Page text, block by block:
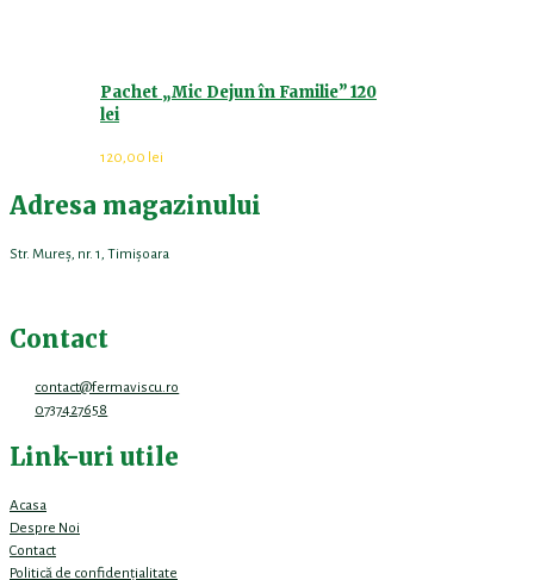
Pachet „Mic Dejun în Familie” 120
lei
120,00 lei
Adresa magazinului
Str. Mureș, nr. 1, Timișoara
Contact
contact@fermaviscu.ro
0737427658
Link-uri utile
Acasa
Despre Noi
Contact
Politică de confidențialitate